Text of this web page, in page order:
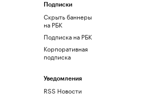
Подписки
Скрыть баннеры
на РБК
Подписка на РБК
Корпоративная
подписка
Уведомления
RSS Новости